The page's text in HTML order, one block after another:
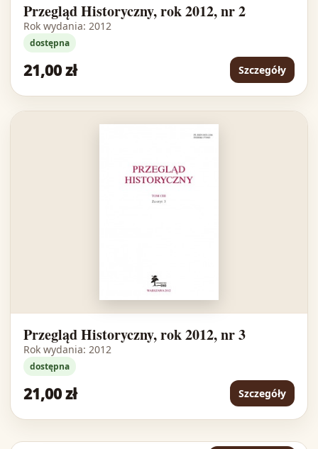
Przegląd Historyczny, rok 2012, nr 2
Rok wydania: 2012
dostępna
21,00 zł Szczegóły
Przegląd Historyczny, rok 2012, nr 3
Rok wydania: 2012
dostępna
21,00 zł Szczegóły